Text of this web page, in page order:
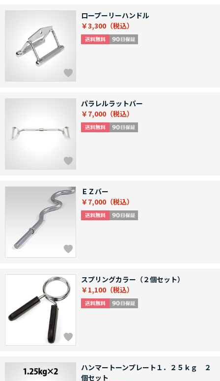
ロープーリーハンドル
￥3,300
パラレルラットバー
￥7,000
ＥＺバー
￥7,000
スプリングカラー（２個セット）
￥1,100
ハンマートーンプレート１．２５ｋｇ ２
個セット